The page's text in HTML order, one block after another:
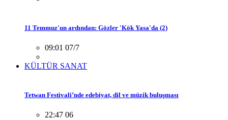
11 Temmuz'un ardından: Gözler 'Kök Yasa'da (2)
09:01 07/7
KÜLTÜR SANAT
Tetwan Festivali’nde edebiyat, dil ve müzik buluşması
22:47 06